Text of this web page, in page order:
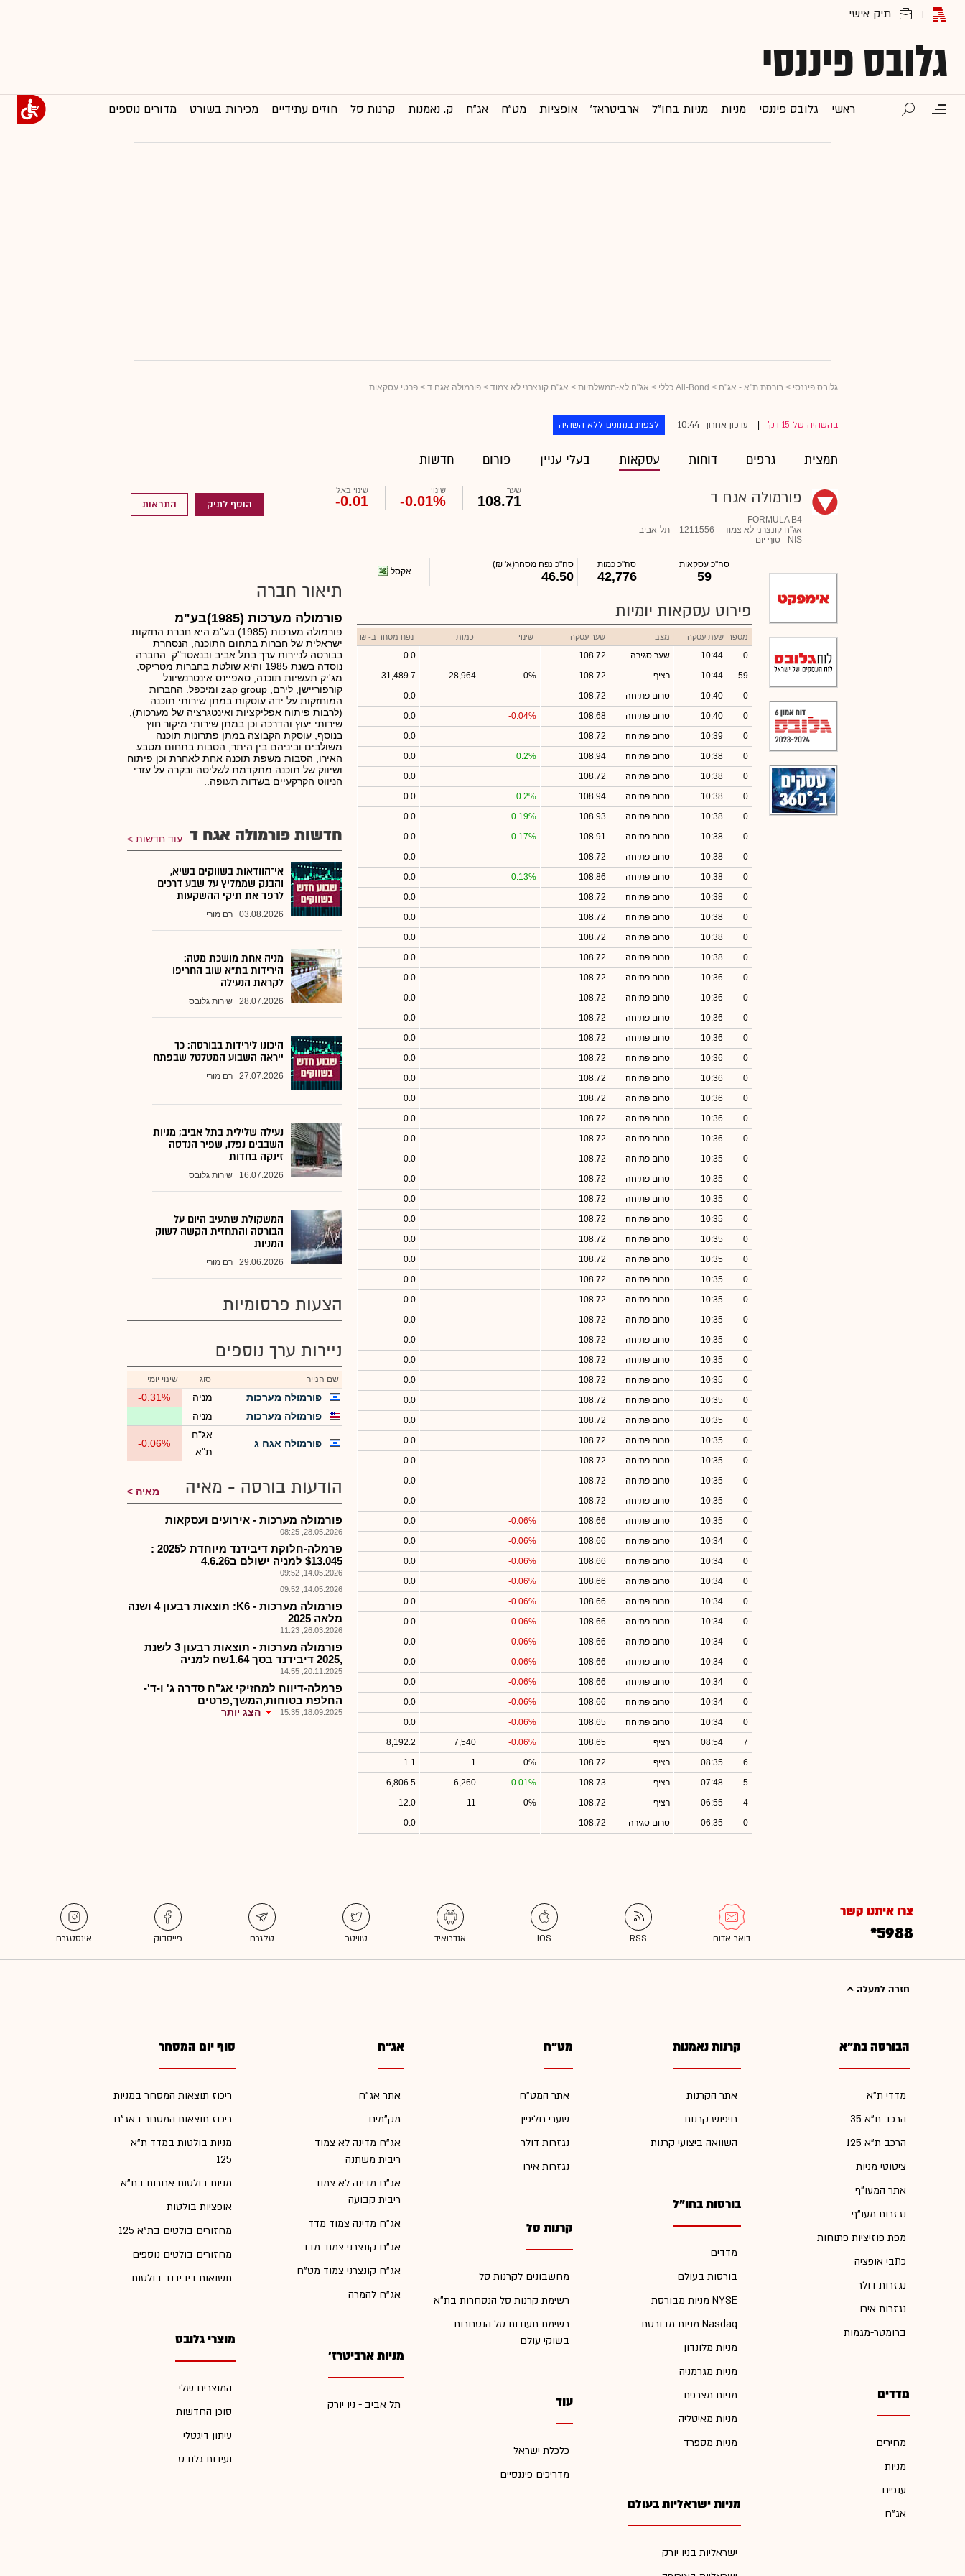
גלובס פיננסי
ראשי גלובס פיננסי מניות מניות בחו"ל ארביטראז' אופציות מט"ח אג"ח ק. נאמנות קרנות סל חוזים עתידיים מכירות בשורט מדורים נוספים
גלובס פיננסי > בורסת ת"א - אג"ח > All-Bond כללי > אג"ח לא-ממשלתיות > אג"ח קונצרני לא צמוד > פורמולה אגח ד > פרטי עסקאות
בהשהיה של 15 דק' עדכון אחרון 10:44 לצפות בנתונים ללא השהיה
תמצית גרפים דוחות עסקאות בעלי עניין פורום חדשות
פורמולה אגח ד
FORMULA B4
אג"ח קונצרני לא צמוד
1211556
תל-אביב
NIS
סוף יום
שער
108.71
שינוי
-0.01%
שינוי באג'
-0.01 הוסף לתיק התראות
סה"כ עסקאות
59
סה"כ כמות
42,776
סה"כ נפח מסחר(א' ₪)
46.50 אקסל
פירוט עסקאות יומיות
מספר שעת עסקה מצב שער עסקה שינוי כמות נפח מסחר ב- ₪
0
10:44 שער סגירה 108.72
0.0
59
10:44 רציף 108.72
0%
28,964
31,489.7
0
10:40 טרום פתיחה 108.72
0.0
0
10:40 טרום פתיחה 108.68
-0.04%
0.0
0
10:39 טרום פתיחה 108.72
0.0
0
10:38 טרום פתיחה 108.94
0.2%
0.0
0
10:38 טרום פתיחה 108.72
0.0
0
10:38 טרום פתיחה 108.94
0.2%
0.0
0
10:38 טרום פתיחה 108.93
0.19%
0.0
0
10:38 טרום פתיחה 108.91
0.17%
0.0
0
10:38 טרום פתיחה 108.72
0.0
0
10:38 טרום פתיחה 108.86
0.13%
0.0
0
10:38 טרום פתיחה 108.72
0.0
0
10:38 טרום פתיחה 108.72
0.0
0
10:38 טרום פתיחה 108.72
0.0
0
10:38 טרום פתיחה 108.72
0.0
0
10:36 טרום פתיחה 108.72
0.0
0
10:36 טרום פתיחה 108.72
0.0
0
10:36 טרום פתיחה 108.72
0.0
0
10:36 טרום פתיחה 108.72
0.0
0
10:36 טרום פתיחה 108.72
0.0
0
10:36 טרום פתיחה 108.72
0.0
0
10:36 טרום פתיחה 108.72
0.0
0
10:36 טרום פתיחה 108.72
0.0
0
10:36 טרום פתיחה 108.72
0.0
0
10:35 טרום פתיחה 108.72
0.0
0
10:35 טרום פתיחה 108.72
0.0
0
10:35 טרום פתיחה 108.72
0.0
0
10:35 טרום פתיחה 108.72
0.0
0
10:35 טרום פתיחה 108.72
0.0
0
10:35 טרום פתיחה 108.72
0.0
0
10:35 טרום פתיחה 108.72
0.0
0
10:35 טרום פתיחה 108.72
0.0
0
10:35 טרום פתיחה 108.72
0.0
0
10:35 טרום פתיחה 108.72
0.0
0
10:35 טרום פתיחה 108.72
0.0
0
10:35 טרום פתיחה 108.72
0.0
0
10:35 טרום פתיחה 108.72
0.0
0
10:35 טרום פתיחה 108.72
0.0
0
10:35 טרום פתיחה 108.72
0.0
0
10:35 טרום פתיחה 108.72
0.0
0
10:35 טרום פתיחה 108.72
0.0
0
10:35 טרום פתיחה 108.72
0.0
0
10:35 טרום פתיחה 108.66
-0.06%
0.0
0
10:34 טרום פתיחה 108.66
-0.06%
0.0
0
10:34 טרום פתיחה 108.66
-0.06%
0.0
0
10:34 טרום פתיחה 108.66
-0.06%
0.0
0
10:34 טרום פתיחה 108.66
-0.06%
0.0
0
10:34 טרום פתיחה 108.66
-0.06%
0.0
0
10:34 טרום פתיחה 108.66
-0.06%
0.0
0
10:34 טרום פתיחה 108.66
-0.06%
0.0
0
10:34 טרום פתיחה 108.66
-0.06%
0.0
0
10:34 טרום פתיחה 108.66
-0.06%
0.0
0
10:34 טרום פתיחה 108.65
-0.06%
0.0
7
08:54 רציף 108.65
-0.06%
7,540
8,192.2
6
08:35 רציף 108.72
0%
1
1.1
5
07:48 רציף 108.73
0.01%
6,260
6,806.5
4
06:55 רציף 108.72
0%
11
12.0
0
06:35 טרום סגירה 108.72
0.0
תיאור חברה
פורמולה מערכות (1985)בע"מ
פורמולה מערכות (1985) בע"מ היא חברת החזקות
ישראלית של חברות בתחום התוכנה, הנסחרת
בבורסה לניירות ערך בתל אביב ובנאסד"ק. החברה
נוסדה בשנת 1985 והיא שולטת בחברות מטריקס,
מג'יק תעשיות תוכנה, סאפיינס אינטרנשיונל
קורפוריישן, לירם, zap group ומיכפל. החברות
המוחזקות על ידה עוסקות במתן שירותי תוכנה
(לרבות פיתוח אפליקציות ואינטגרציה של מערכות),
שירותי יעוץ והדרכה וכן במתן שירותי מיקור חוץ.
בנוסף, עוסקת הקבוצה במתן פתרונות תוכנה
משולבים וביניהם בין היתר, הסבות בתחום מטבע
האירו, הסבות משפת תוכנה אחת לאחרת וכן פיתוח
ושיווק של תוכנה מתקדמת לשליטה ובקרה על עזרי
הניווט הקרקעיים בשדות תעופה..
חדשות פורמולה אגח ד עוד חדשות
אי־הוודאות בשווקים בשיא,
והבנק שממליץ על שבע דרכים
לרפד את תיקי ההשקעות
03.08.2026 רם מורי
מניה אחת מושכת מטה:
הירידות בת"א שוב החריפו
לקראת הנעילה
28.07.2026 שירות גלובס
היכונו לירידות בבורסה: כך
ייראה השבוע המטלטל שבפתח
27.07.2026 רם מורי
נעילה שלילית בתל אביב; מניות
השבבים נפלו, שפיר הנדסה
זינקה בחדות
16.07.2026 שירות גלובס
המשקולת שתעיב היום על
הבורסה והתחזית הקשה לשוק
המניות
29.06.2026 רם מורי
הצעות פרסומיות
ניירות ערך נוספים
שם הנייר סוג שינוי יומי
פורמולה מערכות מניה
-0.31%
פורמולה מערכות
מניה
פורמולה אגח ג
אג"ח
ת"א
-0.06%
הודעות בורסה - מאיה מאיה
פורמולה מערכות - אירועים ועסקאות
28.05.2026, 08:25
פרמלה-חלוקת דיבידנד מיוחדת ל2025 :
$13.045 למניה ישולם ב4.6.26
14.05.2026, 09:52
14.05.2026, 09:52
פורמולה מערכות - K6: תוצאות רבעון 4 ושנה
מלאה 2025
26.03.2026, 11:23
פורמולה מערכות - תוצאות רבעון 3 לשנת
,2025 דיבידנד בסך 1.64שח למניה
20.11.2025, 14:55
פרמלה-דיווח למחזיקי אג"ח סדרה ג' ו-ד'-
החלפת בטוחות,המשך,פרטים
18.09.2025, 15:35 הצג יותר
צרו איתנו קשר
*5988
חזרה למעלה
הבורסה בת"א
מדדי ת"א
הרכב ת"א 35
הרכב ת"א 125
ציטוטי מניות
אתר המעו"ף
נגזרות מעו"ף
מפת פוזיציות פתוחות
כתבי אופציה
נגזרות דולר
נגזרות אירו
ברומטר-מגמות
מדדים
מחירים
מניות
ענפים
אג"ח
קרנות נאמנות
אתר הקרנות
חיפוש קרנות
השוואה ביצועי קרנות
בורסות בחו"ל
מדדים
בורסות בעולם
מניות מבורסת NYSE
מניות מבורסת Nasdaq
מניות מלונדון
מניות מגרמניה
מניות מצרפת
מניות מאיטליה
מניות מספרד
מניות ישראליות בעולם
ישראליות בניו יורק
מט"ח
אתר המט"ח
שערי חליפין
נגזרות דולר
נגזרות אירו
קרנות סל
מחשבונים לקרנות סל
רשימת קרנות סל הנסחרות בת"א
רשימת תעודות סל הנסחרות
בשוקי עולם
עוד
כלכלת ישראל
מדריכים פיננסיים
אג"ח
אתר אג"ח
מק"מים
אג"ח מדינה לא צמוד
ריבית משתנה
אג"ח מדינה לא צמוד
ריבית קבועה
אג"ח מדינה צמוד מדד
אג"ח קונצרני צמוד מדד
אג"ח קונצרני צמוד מט"ח
אג"ח להמרה
מניות ארביטרז'
תל אביב - ניו יורק
סוף יום המסחר
ריכוז תוצאות המסחר במניות
ריכוז תוצאות המסחר באג"ח
מניות בולטות במדד ת"א
125
מניות בולטות אחרות בת"א
אופציות בולטות
מחזורים בולטים בת"א 125
מחזורים בולטים נוספים
תשואות דיבידנד בולטות
מוצרי גלובס
המוצרים שלי
סוכן החדשות
עיתון דיגטלי
ועידות גלובס